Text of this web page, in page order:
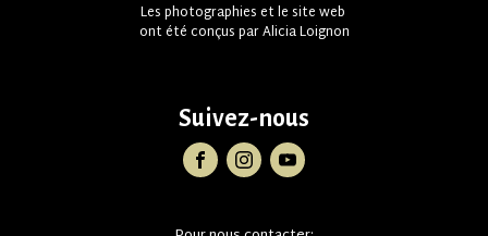
Les photographies et le site web
ont été conçus par Alicia Loignon
Suivez-nous